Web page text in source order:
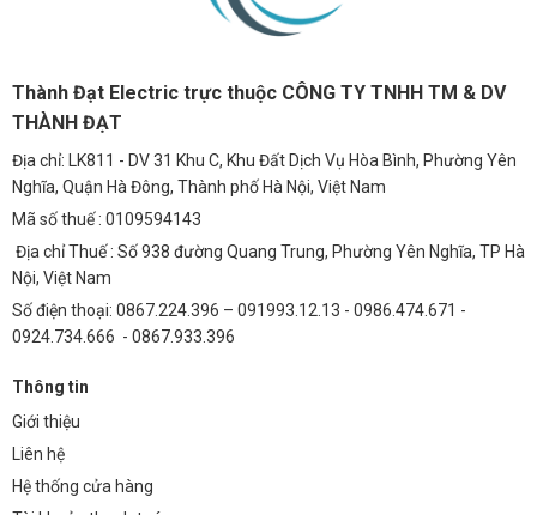
Thành Đạt Electric trực thuộc CÔNG TY TNHH TM & DV
THÀNH ĐẠT
Địa chỉ: LK811 - DV 31 Khu C, Khu Đất Dịch Vụ Hòa Bình, Phường Yên
Nghĩa, Quận Hà Đông, Thành phố Hà Nội, Việt Nam
Mã số thuế : 0109594143
Địa chỉ Thuế : Số 938 đường Quang Trung, Phường Yên Nghĩa, TP Hà
Nội, Việt Nam
Số điện thoại: 0867.224.396 – 091993.12.13 - 0986.474.671 -
0924.734.666 - 0867.933.396
Thông tin
Giới thiệu
Liên hệ
Hệ thống cửa hàng